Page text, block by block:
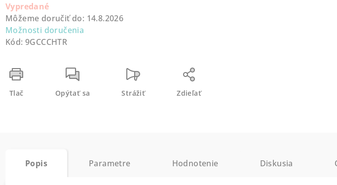
Vypredané
Môžeme doručiť do: 14.8.2026
Možnosti doručenia
Kód: 9GCCCHTR
Tlač Opýtať sa Strážiť Zdieľať
Popis Parametre Hodnotenie Diskusia